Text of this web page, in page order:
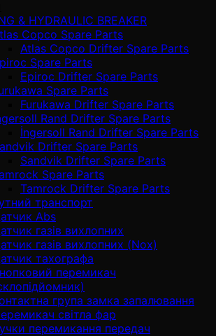
& HYDRAULIC BREAKER
Copco Spare Parts
Atlas Copco Drifter Spare Parts
Spare Parts
Epiroc Drifter Spare Parts
Spare Parts
Furukawa Drifter Spare Parts
Rand Drifter Spare Parts
İngersoll Rand Drifter Spare Parts
Drifter Spare Parts
Sandvik Drifter Spare Parts
Spare Parts
Tamrock Drifter Spare Parts
транспорт
Abs
газів вихлопних
газів вихлопних (Nox)
тахографа
перемикач
група замка запалювання
світла фар
перемикання передач